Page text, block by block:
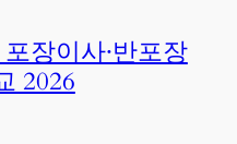
장이사·반포장
2026